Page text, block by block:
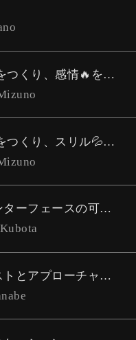
絵文字😹😸🙀は空白をつくり、感情🔥を区切る
絵文字😂😊😱は空白をつくり、スリル💦を生む
未来から逆算するインターフェースの可能性
インタラクションコストとアプローチャビリティ